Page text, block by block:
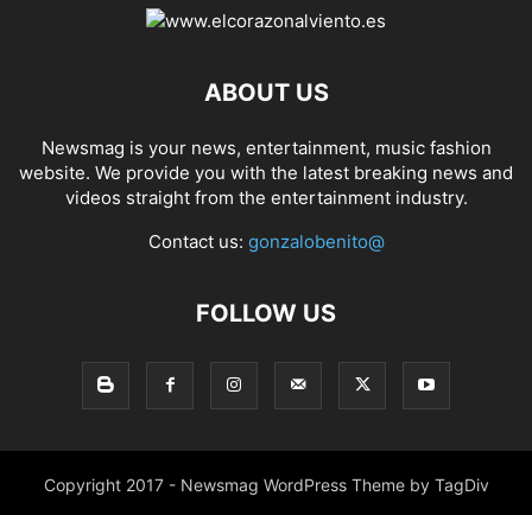
ABOUT US
Newsmag is your news, entertainment, music fashion
website. We provide you with the latest breaking news and
videos straight from the entertainment industry.
Contact us: gonzalobenito@
FOLLOW US
Copyright 2017 - Newsmag WordPress Theme by TagDiv